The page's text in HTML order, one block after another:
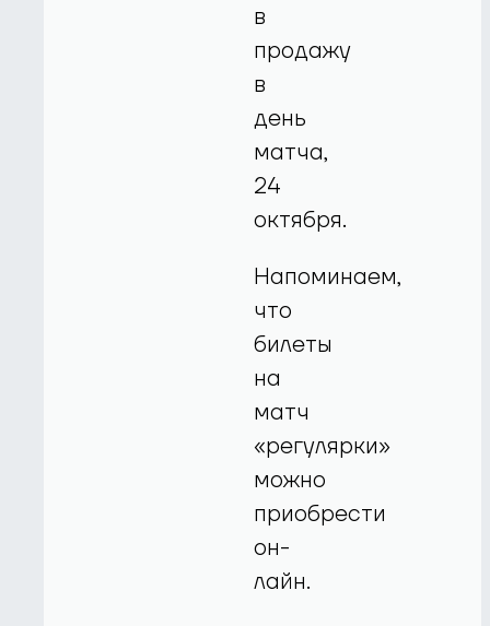
в
продажу
в
день
матча,
24
октября.
Напоминаем,
что
билеты
на
матч
«регулярки»
можно
приобрести
он-
лайн.